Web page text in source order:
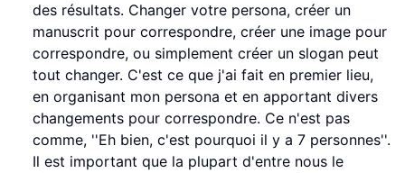
des résultats. Changer votre persona, créer un
manuscrit pour correspondre, créer une image pour
correspondre, ou simplement créer un slogan peut
tout changer. C'est ce que j'ai fait en premier lieu,
en organisant mon persona et en apportant divers
changements pour correspondre. Ce n'est pas
comme, ''Eh bien, c'est pourquoi il y a 7 personnes''.
Il est important que la plupart d'entre nous le